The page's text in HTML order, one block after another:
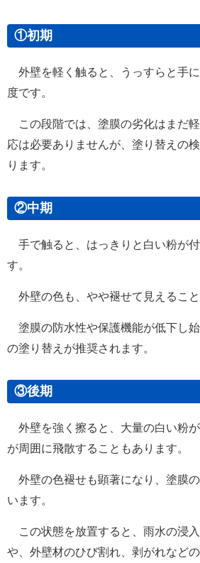
①初期
外壁を軽く触ると、うっすらと手
度です。
この段階では、塗膜の劣化はまだ
応は必要ありませんが、塗り替えの
ります。
②中期
手で触ると、はっきりと白い粉が
す。
外壁の色も、やや褪せて見えること
塗膜の防水性や保護機能が低下し
の塗り替えが推奨されます。
③後期
外壁を強く擦ると、大量の白い粉
が周囲に飛散することもあります。
外壁の色褪せも顕著になり、塗膜
います。
この状態を放置すると、雨水の浸
や、外壁材のひび割れ、剥がれなど